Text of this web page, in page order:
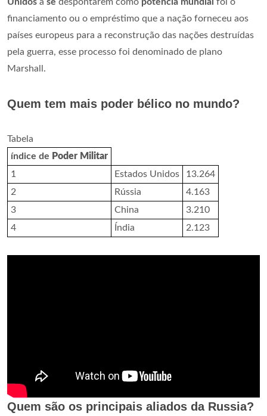
Unidos a se despontarem como potência mundial foi o
financiamento ou o empréstimo que a nação forneceu aos
países europeus para a reconstrução das nações destruídas
pela guerra, esse processo foi denominado de plano
Marshall.
Quem tem mais poder bélico no mundo?
Tabela
índice de Poder Militar
1
Estados Unidos
13.264
2
Rússia
4.163
3
China
3.210
4
Índia 2.123
Quem são os principais aliados da Russia?